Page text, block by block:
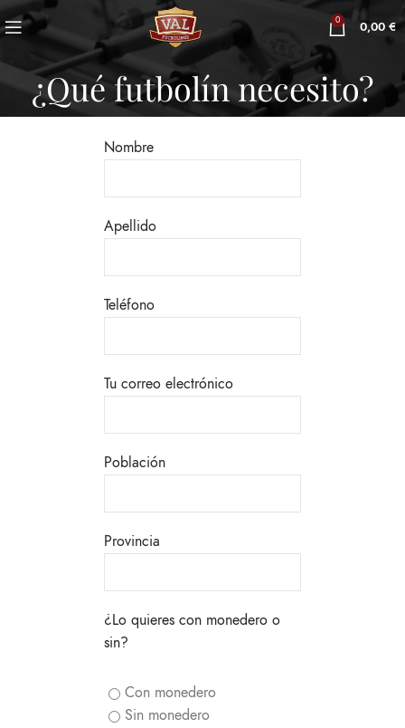
0 0,00 €
¿Qué futbolín necesito?
Nombre
Apellido
Teléfono
Tu correo electrónico
Población
Provincia
¿Lo quieres con monedero o
sin?
Con monedero
Sin monedero